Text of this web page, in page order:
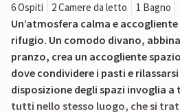
6 Ospiti 2 Camere da letto 1 Bagno
Un’atmosfera calma e
rifugio. Un comodo divano,
pranzo, crea un accogliente
dove condividere i pasti e rilassarsi
disposizione degli spazi invoglia
tutti nello stesso luogo, che si